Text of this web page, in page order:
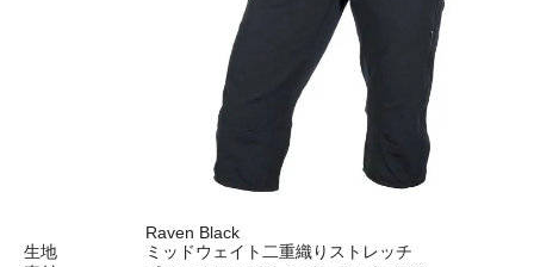
Raven Black
生地
ミッドウェイト二重織りストレッチ